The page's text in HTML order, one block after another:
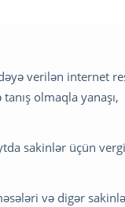
verilən internet
olmaqla yanaşı,
sakinlər üçün
və digər